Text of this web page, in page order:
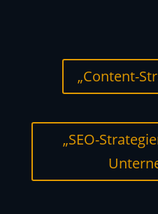
„Content-
„SEO-